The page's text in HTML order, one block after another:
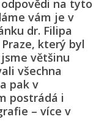
na tyto
vám je v
dr. Filipa
který byl
většinu
všechna
pak v
postrádá i
– více v